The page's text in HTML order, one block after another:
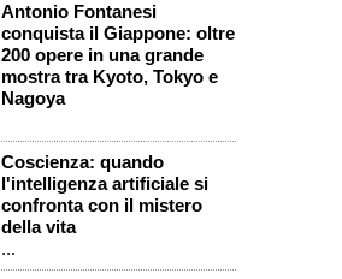
Antonio Fontanesi
conquista il Giappone: oltre
200 opere in una grande
mostra tra Kyoto, Tokyo e
Nagoya
Coscienza: quando
l'intelligenza artificiale si
confronta con il mistero
della vita
...